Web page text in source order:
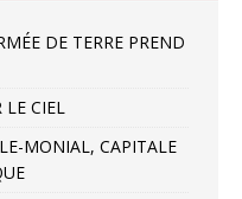
DE TERRE PREND
LE CIEL
MONIAL, CAPITALE